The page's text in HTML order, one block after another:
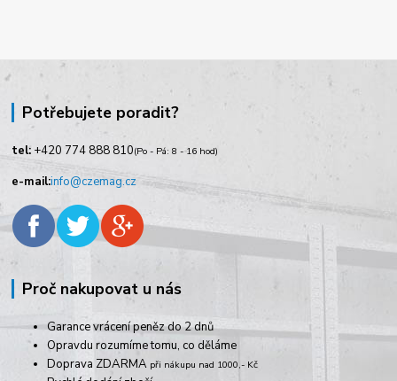
Potřebujete poradit?
tel: +420 774 888 810(Po - Pá: 8 - 16 hod)
e-mail:info@czemag.cz
Proč nakupovat u nás
Garance vrácení peněz do 2 dnů
Opravdu rozumíme tomu, co děláme
Doprava ZDARMA při nákupu nad 1000,- Kč